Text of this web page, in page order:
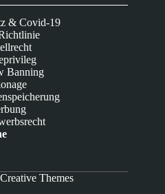
& Covid-19
Banning
Creative Themes